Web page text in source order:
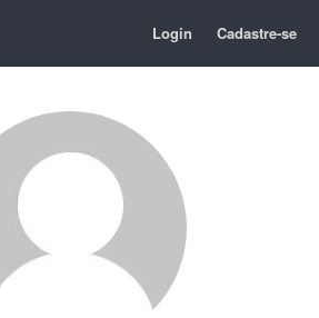
Login Cadastre-se